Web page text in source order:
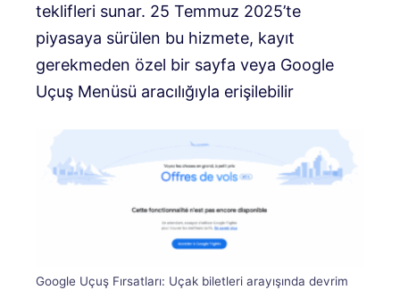
teklifleri sunar. 25 Temmuz 2025’te
piyasaya sürülen bu hizmete, kayıt
gerekmeden özel bir sayfa veya Google
Uçuş Menüsü aracılığıyla erişilebilir
Google Uçuş Fırsatları: Uçak biletleri arayışında devrim